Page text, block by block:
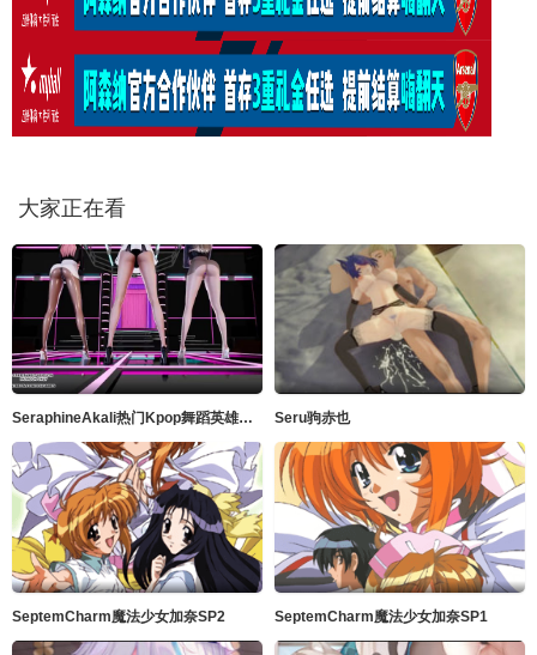
大家正在看
SeraphineAkali热门Kpop舞蹈英雄联盟 Seru驹赤也
SeptemCharm魔法少女加奈SP2 SeptemCharm魔法少女加奈SP1